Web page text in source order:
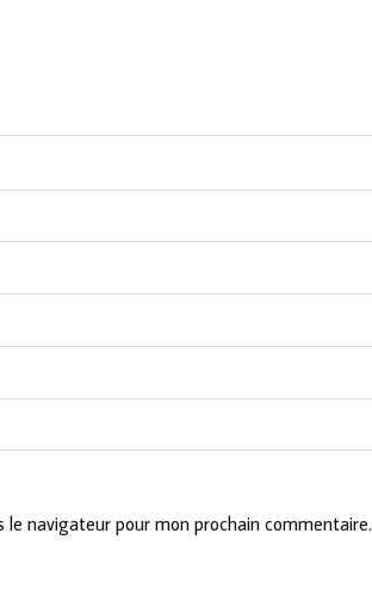
navigateur pour mon prochain commentaire.